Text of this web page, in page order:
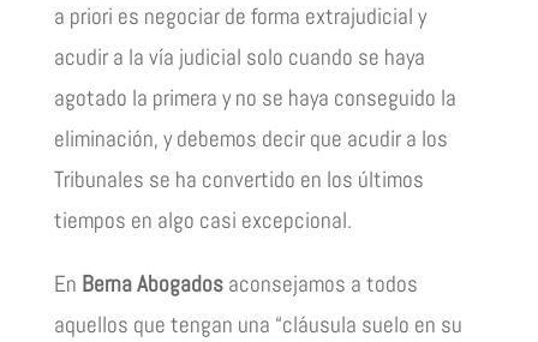
a priori es negociar de forma extrajudicial y
acudir a la vía judicial solo cuando se haya
agotado la primera y no se haya conseguido la
eliminación, y debemos decir que acudir a los
Tribunales se ha convertido en los últimos
tiempos en algo casi excepcional.
En Berna Abogadosaconsejamos a todos
aquellos que tengan una “cláusula suelo en su